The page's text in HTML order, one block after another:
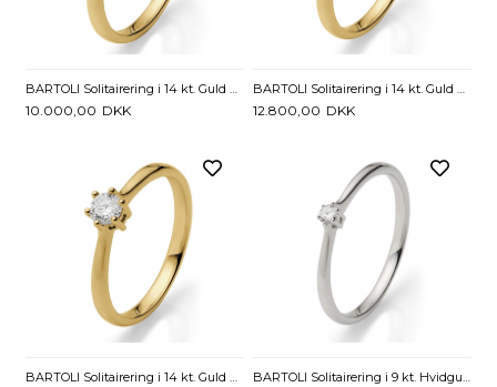
BARTOLI Solitairering i 14 kt. Guld med Diamant - 0,16 ct.
10.000,00 DKK
BARTOLI Solitairering i 14 kt. Guld med Diamant - 0,21 ct.
12.800,00 DKK
BARTOLI Solitairering i 14 kt. Guld med Diamant - 0,26 ct. BARTOLI Solitairering i 9 kt. Hvidguld med Diamant - 0,05 ct.